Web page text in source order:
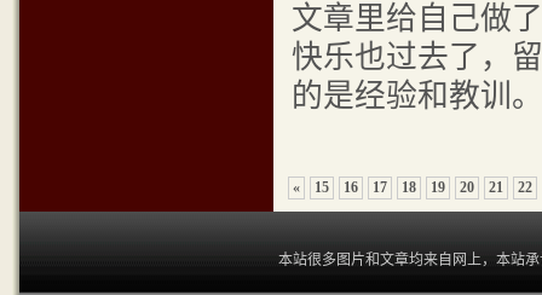
文章里给自己做
快乐也过去了，
的是经验和教训
« 15 16 17 18 19 20 21 22
本站很多图片和文章均来自网上，本站